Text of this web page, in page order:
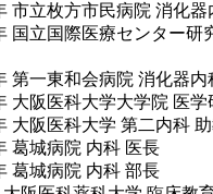
市立枚方市民病院 消化器
国立国際医療センター研
第一東和会病院 消化器内
大阪医科大学大学院 医
大阪医科大学 第二内科
葛城病院 内科 医長
葛城病院 内科 部長